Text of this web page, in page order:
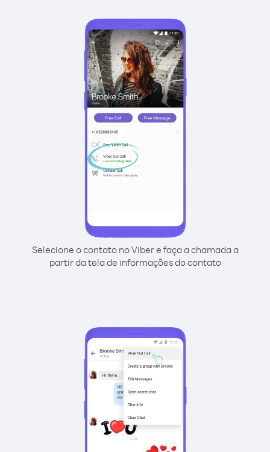
Selecione o contato no Viber e faça a chamada a
partir da tela de informações do contato